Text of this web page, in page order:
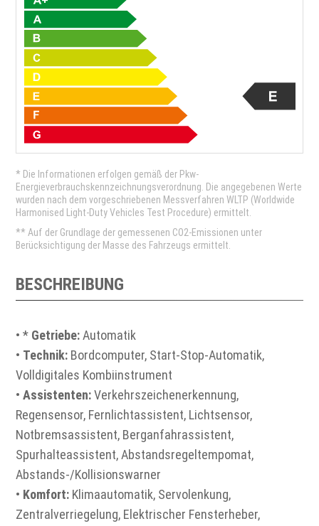
* Die Informationen erfolgen gemäß der Pkw-
Energieverbrauchskennzeichnungsverordnung. Die angegebenen Werte
wurden nach dem vorgeschriebenen Messverfahren WLTP (Worldwide
Harmonised Light-Duty Vehicles Test Procedure) ermittelt.
** Auf der Grundlage der gemessenen CO2-Emissionen unter
Berücksichtigung der Masse des Fahrzeugs ermittelt.
BESCHREIBUNG
• * Getriebe: Automatik
• Technik: Bordcomputer, Start-Stop-Automatik,
Volldigitales Kombiinstrument
•Assistenten:Verkehrszeichenerkennung,
Regensensor, Fernlichtassistent, Lichtsensor,
Notbremsassistent, Berganfahrassistent,
Spurhalteassistent, Abstandsregeltempomat,
Abstands-/Kollisionswarner
• Komfort: Klimaautomatik, Servolenkung,
Zentralverriegelung, Elektrischer Fensterheber,